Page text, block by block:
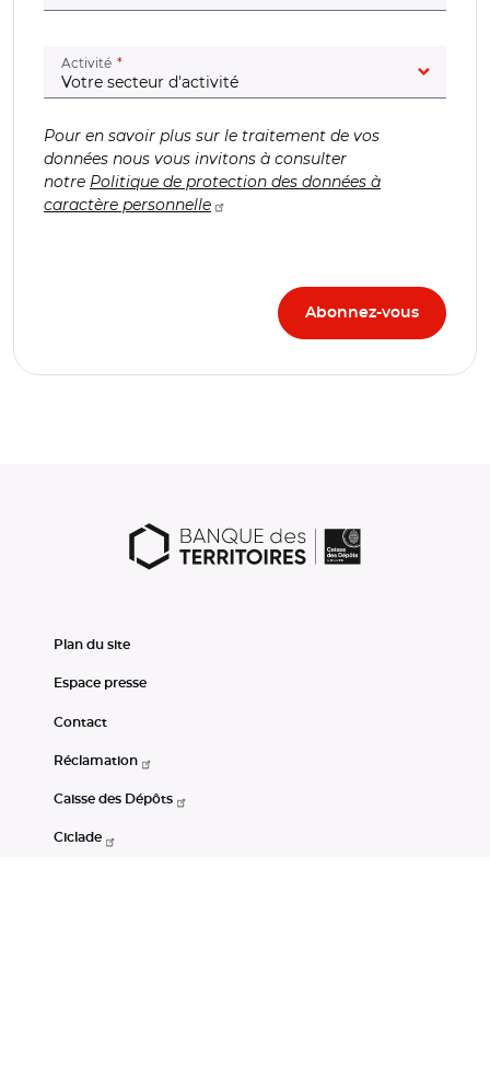
Activité (champ obligatoire)
Pour en savoir plus sur le traitement de vos
données nous vous invitons à consulter
notre Politique de protection des données à
caractère personnelle
Plan du site
Espace presse
Contact
Réclamation
Caisse des Dépôts
Ciclade